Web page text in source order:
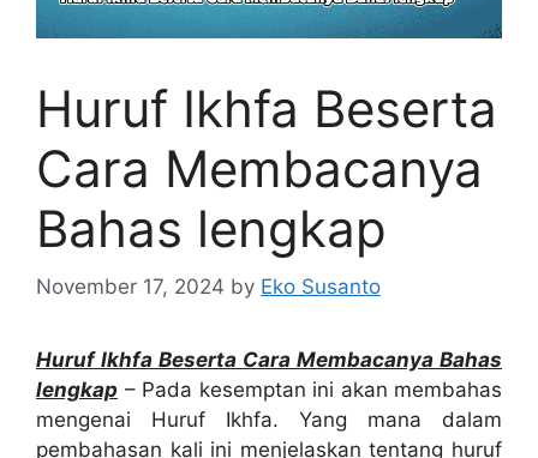
Huruf Ikhfa Beserta
Cara Membacanya
Bahas lengkap
November 17, 2024 by Eko Susanto
Huruf Ikhfa Beserta Cara Membacanya Bahas
lengkap – Pada kesemptan ini akan membahas
mengenai Huruf Ikhfa. Yang mana dalam
pembahasan kali ini menjelaskan tentang huruf